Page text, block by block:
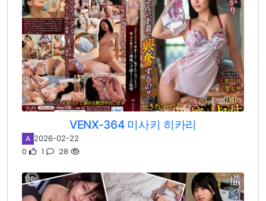
VENX-364 미사키 히카리
A 2026-02-22
0 1 28